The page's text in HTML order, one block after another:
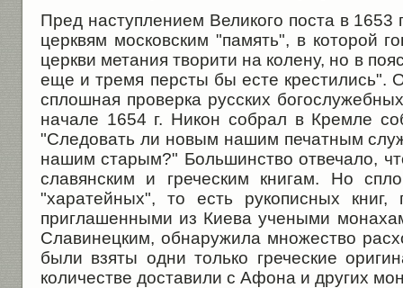
Пред наступлением Великого поста в 1653
церквям московским "память", в которой
церкви метания творити на колену, но в
еще и тремя персты бы есте крестились".
сплошная проверка русских
начале 1654 г. Никон собрал в Кремле
"Следовать ли новым нашим печатным
нашим старым?" Большинство отвечало,
славянским и греческим книгам. Но
"харатейных", то есть рукописных книг,
приглашенными из Киева учеными
Славинецким, обнаружила множество
были взяты одни только греческие
количестве доставили с Афона и других